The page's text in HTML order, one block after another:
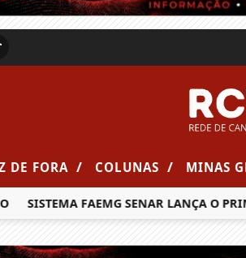
DE FORA / COLUNAS / MINAS
SISTEMA FAEMG SENAR LANÇA O